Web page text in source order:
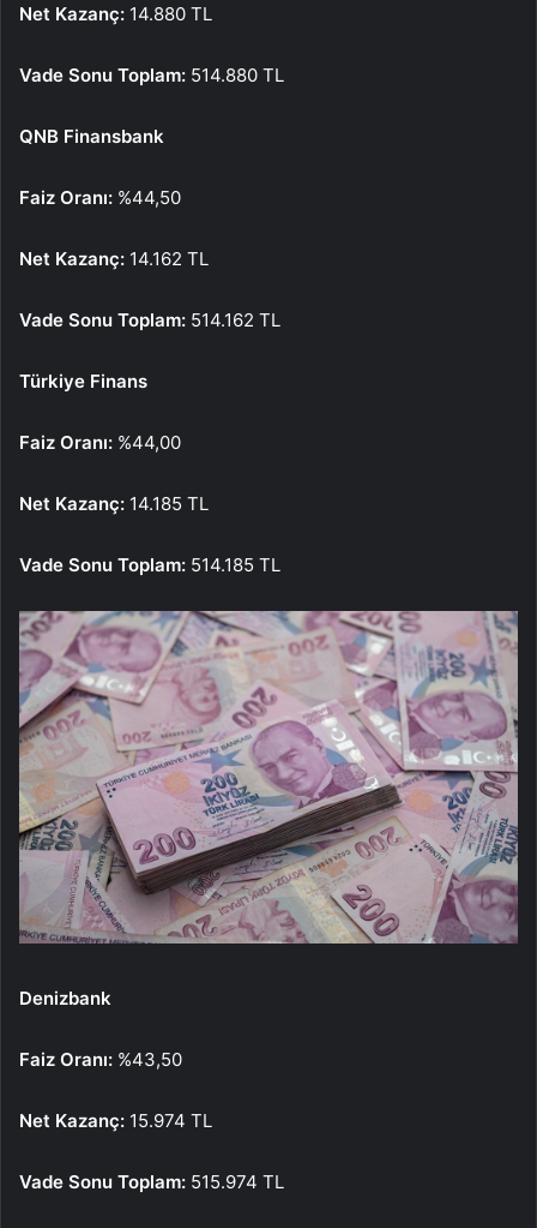
Net Kazanç: 14.880 TL
Vade Sonu Toplam: 514.880 TL
QNB Finansbank
Faiz Oranı: %44,50
Net Kazanç: 14.162 TL
Vade Sonu Toplam: 514.162 TL
Türkiye Finans
Faiz Oranı: %44,00
Net Kazanç: 14.185 TL
Vade Sonu Toplam: 514.185 TL
Denizbank
Faiz Oranı: %43,50
Net Kazanç: 15.974 TL
Vade Sonu Toplam: 515.974 TL